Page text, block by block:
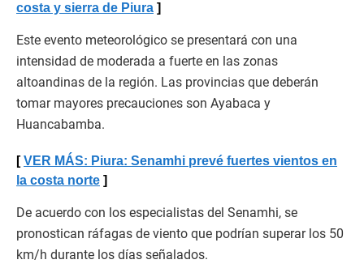
costa y sierra de Piura
Este evento meteorológico se presentará con una
intensidad de moderada a fuerte en las zonas
altoandinas de la región. Las provincias que deberán
tomar mayores precauciones son Ayabaca y
Huancabamba.
VER MÁS: Piura: Senamhi prevé fuertes vientos en
la costa norte
De acuerdo con los especialistas del Senamhi, se
pronostican ráfagas de viento que podrían superar los 50
km/h durante los días señalados.